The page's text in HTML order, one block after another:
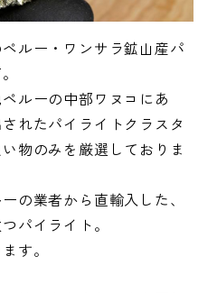
ルー・ワンサラ鉱山産パ
ルーの中部ワヌコにあ
れたパイライトクラスタ
物のみを厳選しておりま
の業者から直輸入した、
パイライト。
す。